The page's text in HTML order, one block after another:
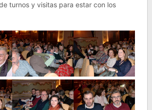
turnos y visitas para estar con los